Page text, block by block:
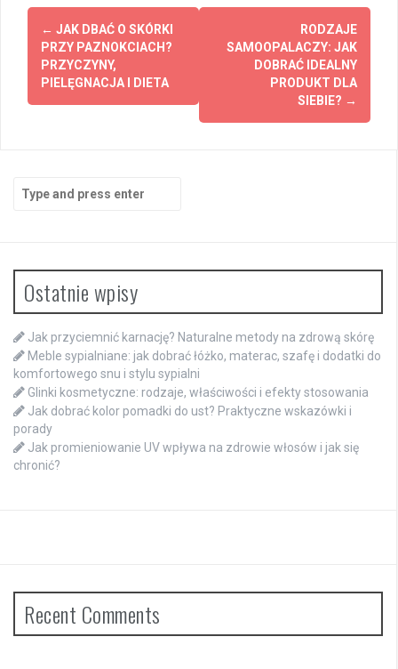
Post
navigation
← JAK DBAĆ O SKÓRKI
PRZY PAZNOKCIACH?
PRZYCZYNY,
PIELĘGNACJA I DIETA
RODZAJE
SAMOOPALACZY: JAK
DOBRAĆ IDEALNY
PRODUKT DLA
SIEBIE? →
for:
Ostatnie wpisy
Jak przyciemnić karnację? Naturalne metody na zdrową skórę
Meble sypialniane: jak dobrać łóżko, materac, szafę i dodatki do
komfortowego snu i stylu sypialni
Glinki kosmetyczne: rodzaje, właściwości i efekty stosowania
Jak dobrać kolor pomadki do ust? Praktyczne wskazówki i
porady
Jak promieniowanie UV wpływa na zdrowie włosów i jak się
chronić?
Recent Comments